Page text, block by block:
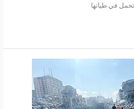
في طياتها